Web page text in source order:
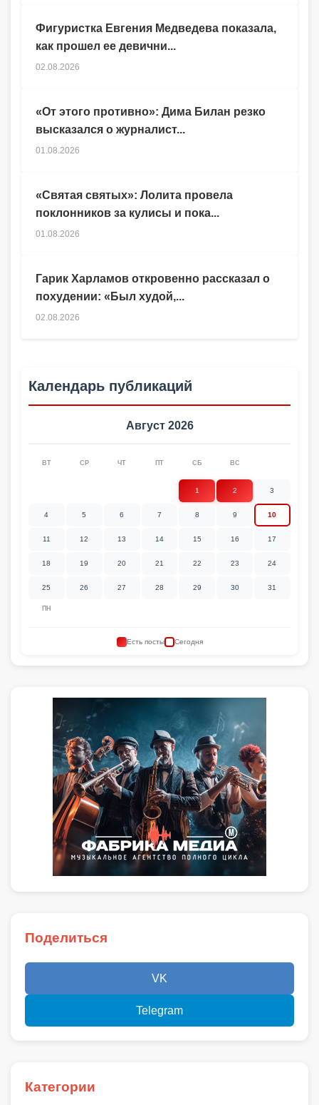
Гарик Харламов откровенно рассказал о
похудении: «Был худой,...
02.08.2026
Фигуристка Евгения Медведева показала,
как прошел ее девични...
02.08.2026
«От этого противно»: Дима Билан резко
высказался о журналист...
01.08.2026
«Святая святых»: Лолита провела
поклонников за кулисы и пока...
01.08.2026
Календарь публикаций
Август 2026
ПН
ВТ СР ЧТ ПТ СБ ВС
1 2 3
4 5 6 7 8 9 10
11 12 13 14 15 16 17
18 19 20 21 22 23 24
25 26 27 28 29 30 31
Есть посты Сегодня
Поделиться
VK
Telegram
Категории